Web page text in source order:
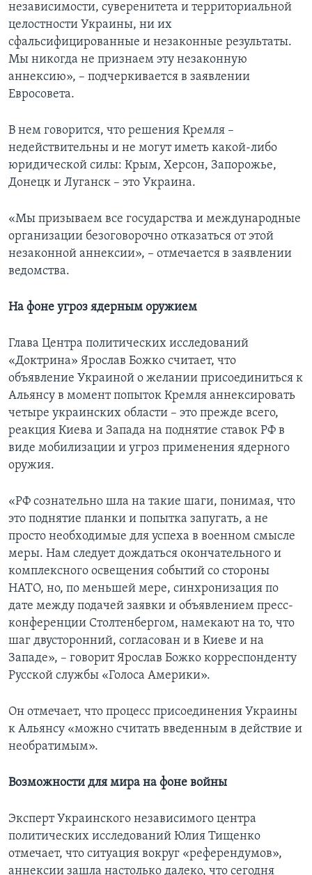
независимости, суверенитета и территориальной
целостности Украины, ни их
сфальсифицированные и незаконные результаты.
Мы никогда не признаем эту незаконную
аннексию», – подчеркивается в заявлении
Евросовета.
В нем говорится, что решения Кремля –
недействительны и не могут иметь какой-либо
юридической силы: Крым, Херсон, Запорожье,
Донецк и Луганск – это Украина.
«Мы призываем все государства и международные
организации безоговорочно отказаться от этой
незаконной аннексии», – отмечается в заявлении
ведомства.
На фоне угроз ядерным оружием
Глава Центра политических исследований
«Доктрина» Ярослав Божко считает, что
объявление Украиной о желании присоединиться к
Альянсу в момент попыток Кремля аннексировать
четыре украинских области – это прежде всего,
реакция Киева и Запада на поднятие ставок РФ в
виде мобилизации и угроз применения ядерного
оружия.
«РФ сознательно шла на такие шаги, понимая, что
это поднятие планки и попытка запугать, а не
просто необходимые для успеха в военном смысле
меры. Нам следует дождаться окончательного и
комплексного освещения событий со стороны
НАТО, но, по меньшей мере, синхронизация по
дате между подачей заявки и объявлением пресс-
конференции Столтенбергом, намекают на то, что
шаг двусторонний, согласован и в Киеве и на
Западе», – говорит Ярослав Божко корреспонденту
Русской службы «Голоса Америки».
Он отмечает, что процесс присоединения Украины
к Альянсу «можно считать введенным в действие и
необратимым».
Возможности для мира на фоне войны
Эксперт Украинского независимого центра
политических исследований Юлия Тищенко
отмечает, что ситуация вокруг «референдумов»,
аннексии зашла настолько далеко, что сегодня